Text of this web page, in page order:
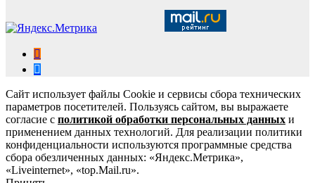
Сайт использует файлы Cookie и сервисы сбора технических
параметров посетителей. Пользуясь сайтом, вы выражаете
согласие с политикой обработки персональных данных и
применением данных технологий. Для реализации политики
конфиденциальности используются программные средства
сбора обезличенных данных: «Яндекс.Метрика»,
«Liveinternet», «top.Mail.ru».